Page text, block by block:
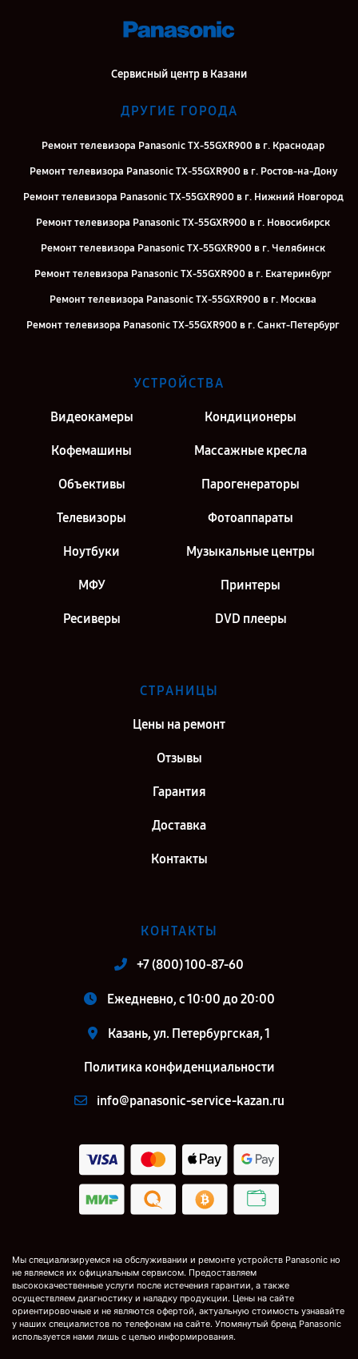
Сервисный центр в Казани
ДРУГИЕ ГОРОДА
Ремонт телевизора Panasonic TX-55GXR900 в г. Краснодар
Ремонт телевизора Panasonic TX-55GXR900 в г. Ростов-на-Дону
Ремонт телевизора Panasonic TX-55GXR900 в г. Нижний Новгород
Ремонт телевизора Panasonic TX-55GXR900 в г. Новосибирск
Ремонт телевизора Panasonic TX-55GXR900 в г. Челябинск
Ремонт телевизора Panasonic TX-55GXR900 в г. Екатеринбург
Ремонт телевизора Panasonic TX-55GXR900 в г. Москва
Ремонт телевизора Panasonic TX-55GXR900 в г. Санкт-Петербург
УСТРОЙСТВА
Видеокамеры Кондиционеры
Кофемашины Массажные кресла
Объективы Парогенераторы
Телевизоры Фотоаппараты
Ноутбуки Музыкальные центры
МФУ Принтеры
Ресиверы DVD плееры
СТРАНИЦЫ
Цены на ремонт
Отзывы
Гарантия
Доставка
Контакты
КОНТАКТЫ
+7 (800) 100-87-60
Ежедневно, с 10:00 до 20:00
Казань, ул. Петербургская, 1
Политика конфиденциальности
info@panasonic-service-kazan.ru
Мы специализируемся на обслуживании и ремонте устройств Panasonic но
не являемся их официальным сервисом. Предоставляем
высококачественные услуги после истечения гарантии, а также
осуществляем диагностику и наладку продукции. Цены на сайте
ориентировочные и не являются офертой, актуальную стоимость узнавайте
у наших специалистов по телефонам на сайте. Упомянутый бренд Panasonic
используется нами лишь с целью информирования.